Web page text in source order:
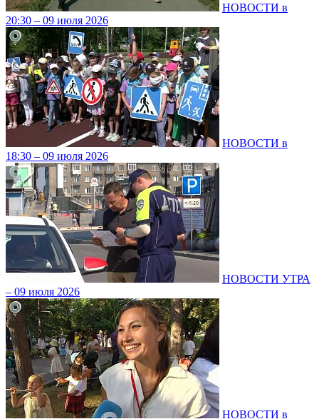
НОВОСТИ в
20:30 – 09 июля 2026
НОВОСТИ в
18:30 – 09 июля 2026
НОВОСТИ УТРА
– 09 июля 2026
НОВОСТИ в